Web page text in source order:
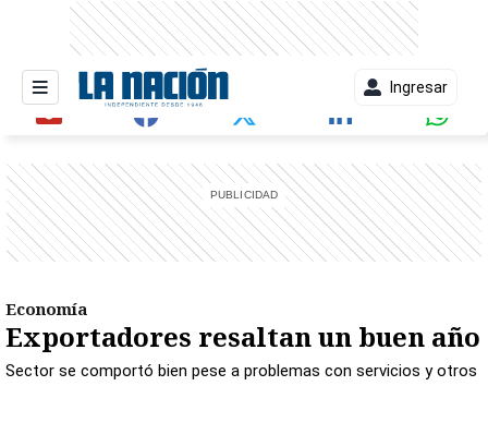
Ingresar
Economía
Exportadores resaltan un buen año
Sector se comportó bien pese a problemas con servicios y otros